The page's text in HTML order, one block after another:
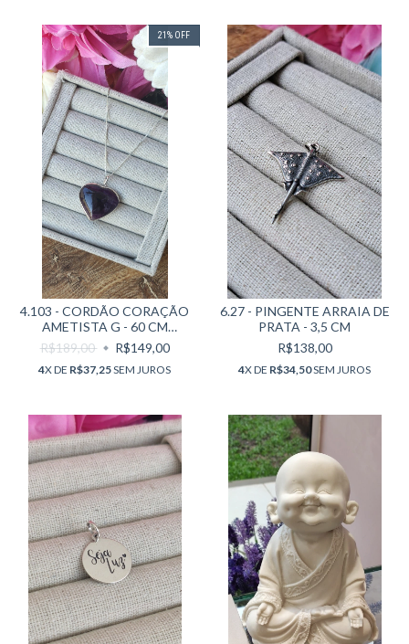
21 % OFF
4.103 - CORDÃO CORAÇÃO
AMETISTA G - 60 CM
(CORDÃO) + 3 CM
(PINGENTE)
R$189,00 R$149,00
4X DE R$37,25SEM JUROS
6.27 - PINGENTE ARRAIA DE
PRATA - 3,5 CM
R$138,00
4X DE R$34,50SEM JUROS